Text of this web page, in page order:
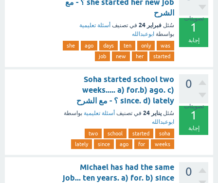
تصويتات
1
إجابة
she started her new job ؟ - مع
الشرح
سُئل فبراير 24 في تصنيف أسئلة تعليمية
بواسطة ابوعبدالله
was
only
ten
days
ago
she
started
her
new
job
0
تصويتات
1
إجابة
Soha started school two
weeks..... a) for.b) ago. c)
since. d) lately ؟ - مع الشرح
سُئل يناير 24 في تصنيف أسئلة تعليمية بواسطة
ابوعبدالله
soha
started
school
two
weeks
for
ago
since
lately
0
Michael has had the same
job... ten years. a) for. b) since